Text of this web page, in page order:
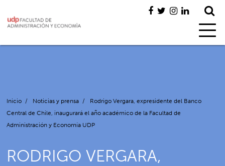
Inicio / Noticias y prensa /
Rodrigo Vergara, expresidente del Banco
Central de Chile, inaugurará el año académico de la Facultad de
Administración y Economía UDP
RODRIGO VERGARA,